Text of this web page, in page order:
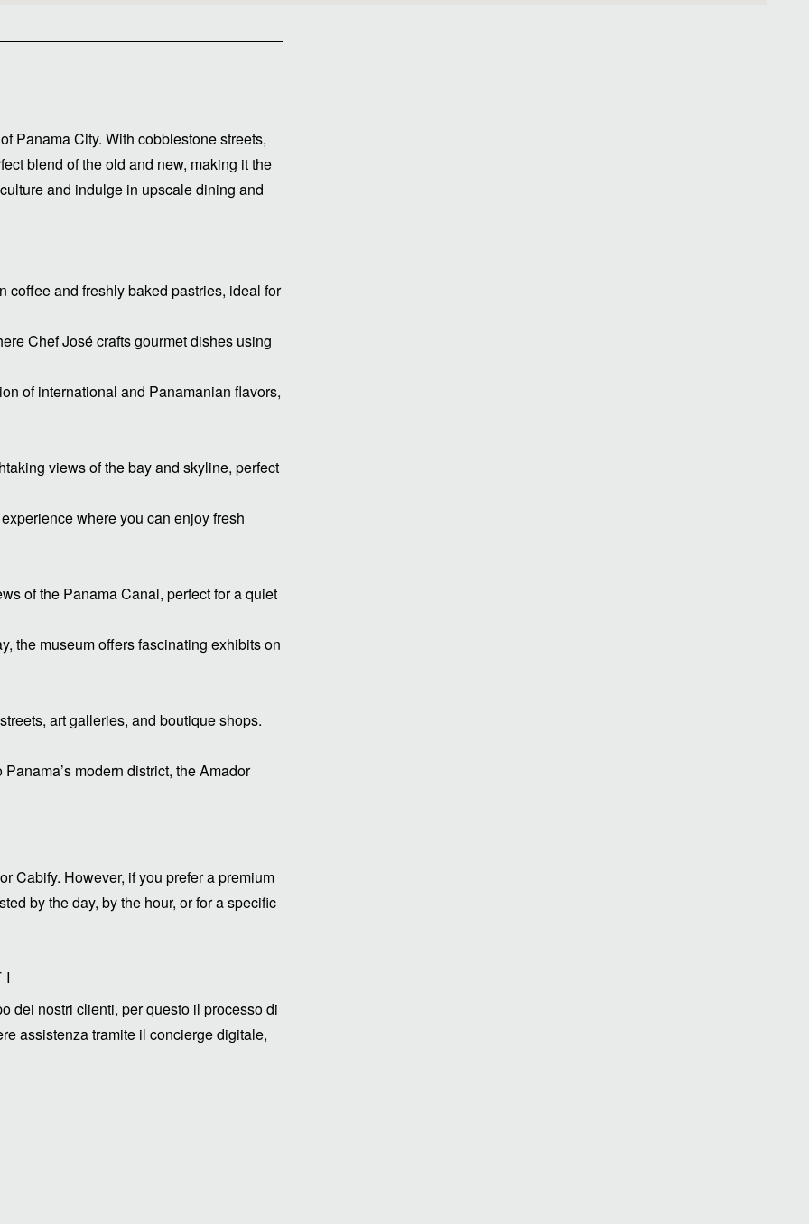
Panama City. With cobblestone streets,
blend of the old and new, making it the
and indulge in upscale dining and
coffee and freshly baked pastries, ideal for
Chef José crafts gourmet dishes using
of international and Panamanian flavors,
views of the bay and skyline, perfect
where you can enjoy fresh
of the Panama Canal, perfect for a quiet
the museum offers fascinating exhibits on
art galleries, and boutique shops.
modern district, the Amador
Cabify. However, if you prefer a premium
by the day, by the hour, or for a specific
dei nostri clienti, per questo il processo di
assistenza tramite il concierge digitale,